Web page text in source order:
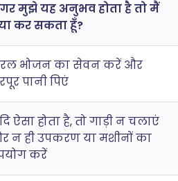
मुझे यह अनुभव होता है तो मैं
कर सकता हूँ?
भोजन का सेवन करें और
पानी पिएं
ऐसा होता है, तो गाड़ी न चलाएं
न ही उपकरण या मशीनों का
करें